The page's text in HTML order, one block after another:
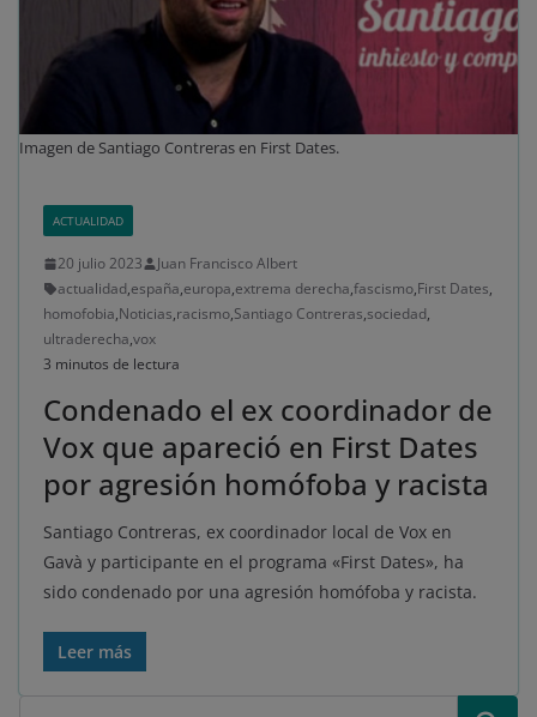
Imagen de Santiago Contreras en First Dates.
ACTUALIDAD
20 julio 2023
Juan Francisco Albert
actualidad,españa,europa,extrema derecha,fascismo,First Dates,
homofobia,Noticias,racismo,Santiago Contreras,sociedad,
ultraderecha,vox
3 minutos de lectura
Condenado el ex coordinador de
Vox que apareció en First Dates
por agresión homófoba y racista
Santiago Contreras, ex coordinador local de Vox en
Gavà y participante en el programa «First Dates», ha
sido condenado por una agresión homófoba y racista.
Leer más